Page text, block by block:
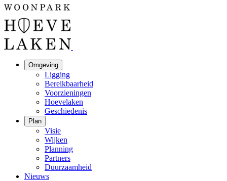
Omgeving
Ligging
Bereikbaarheid
Voorzieningen
Hoevelaken
Geschiedenis
Plan
Visie
Wijken
Planning
Partners
Duurzaamheid
Nieuws